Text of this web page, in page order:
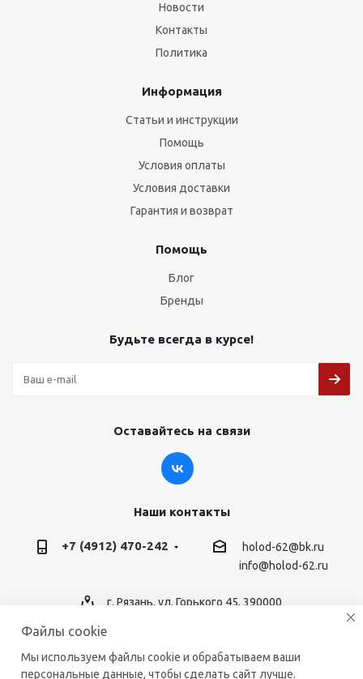
Новости
Контакты
Политика
Информация
Статьи и инструкции
Помощь
Условия оплаты
Условия доставки
Гарантия и возврат
Помощь
Блог
Бренды
Будьте всегда в курсе!
Оставайтесь на связи
Наши контакты
+7 (4912) 470-242
holod-62@bk.ru
info@holod-62.ru
г. Рязань, ул. Горького 45, 390000
Файлы cookie
Мы используем файлы cookie и обрабатываем ваши
персональные данные, чтобы сделать сайт лучше.